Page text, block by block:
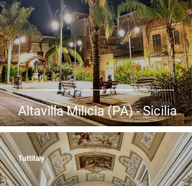
Altavilla Milicia (PA) - Sicilia
Tuttitaly